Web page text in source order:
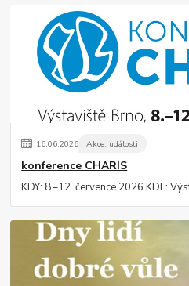
16.06.2026 Akce, události
konference CHARIS
KDY: 8.–12. července 2026 KDE: